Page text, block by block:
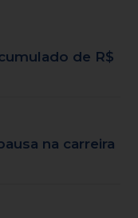
de R$
na carreira